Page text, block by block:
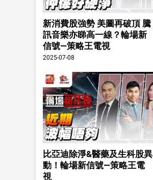
新消費股強勢 美圖再破頂 騰
訊音樂亦睇高一線？輪場新
信號—策略王電視
2025-07-08
比亞迪除淨&醫藥及生科股異
動！輪場新信號—策略王電
視